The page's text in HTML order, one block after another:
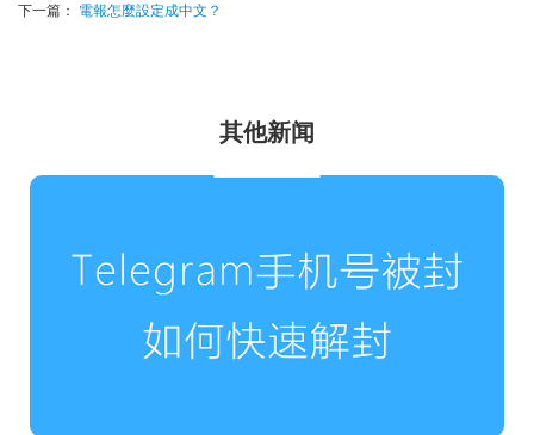
下一篇：
電報怎麼設定成中文？
其他新闻